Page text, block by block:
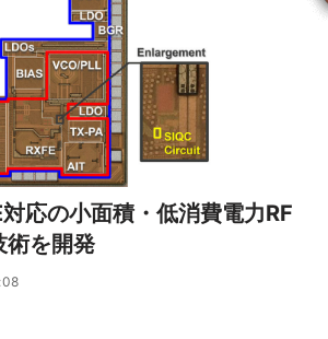
応の小面積・低消費電力RF
術を開発